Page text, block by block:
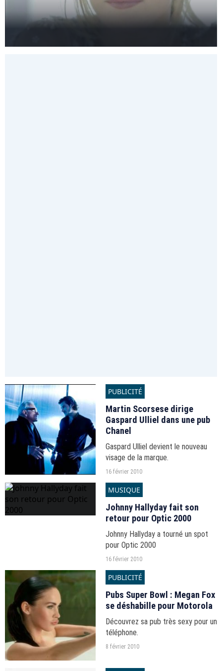
PUBLICITÉ
Martin Scorsese dirige
Gaspard Ulliel dans une pub
Chanel
Gaspard Ulliel devient le nouveau
visage de la marque.
16 février 2010
MUSIQUE
Johnny Hallyday fait son
retour pour Optic 2000
Johnny Hallyday a tourné un spot
pour Optic 2000
16 février 2010
PUBLICITÉ
Pubs Super Bowl : Megan Fox
se déshabille pour Motorola
Découvrez sa pub très sexy pour un
téléphone.
8 février 2010